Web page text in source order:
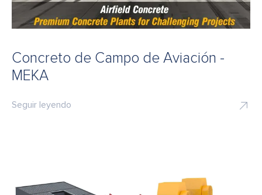
Concreto de Campo de Aviación -
MEKA
Seguir leyendo